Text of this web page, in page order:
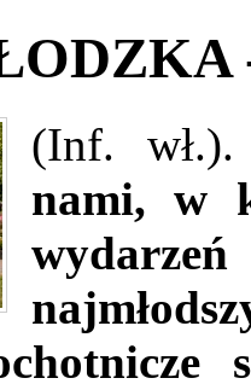
(Inf. wł.).
nami, w